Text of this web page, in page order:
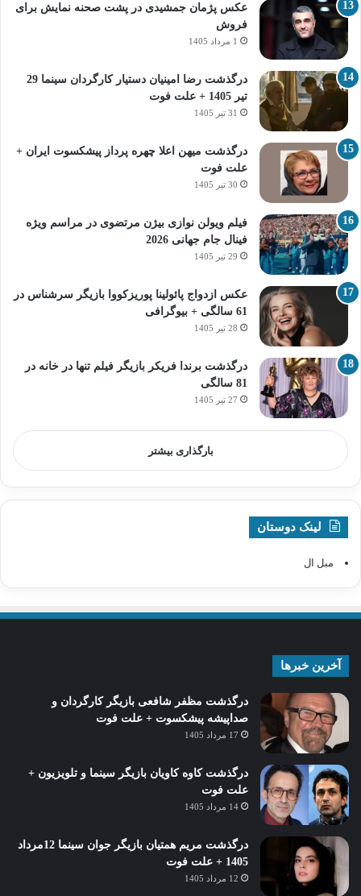
عکس پژمان جمشیدی در پشت صحنه نمایش برای
فروش
1 مرداد 1405
درگذشت رضا امینیان دستیار کارگردان سینما 29
تیر 1405 + علت فوت
31 تیر 1405
درگذشت میهن اعلا چهره پرداز پیشکسوت ایران +
علت فوت
30 تیر 1405
فیلم ویولن نوازی بیژن مرتضوی در مراسم ویژه
فینال جام جهانی 2026
29 تیر 1405
عکس ازدواج پائولینا پوریزکووا بازیگر سرشناس در
61 سالگی + بیوگرافی
28 تیر 1405
درگذشت برندا فریکر بازیگر فیلم تنها در خانه در
81 سالگی
27 تیر 1405
بارگذاری بیشتر
لینک دوستان
مبل ال
آخرین خبرها
درگذشت مظفر شافعی بازیگر کارگردان و
صداپیشه پیشکسوت + علت فوت
17 مرداد 1405
درگذشت کاوه کاویان بازیگر سینما و تلویزیون +
علت فوت
14 مرداد 1405
درگذشت مریم همتیان بازیگر جوان سینما 12مرداد
1405 + علت فوت
12 مرداد 1405